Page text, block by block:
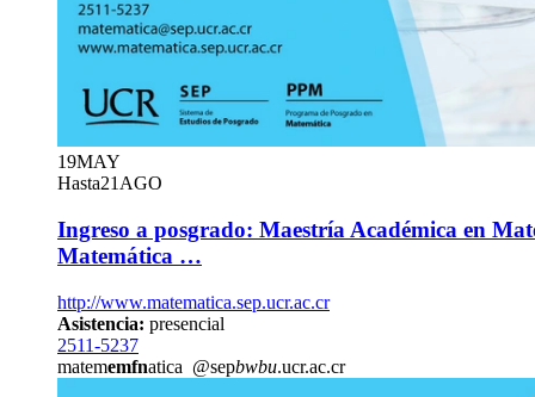
19MAY
Hasta21 AGO
Ingreso a posgrado: Maestría Académica en
Matemática …
http://www.matematica.sep.ucr.ac.cr
Asistencia: presencial
2511-5237
matememfnatica @sepbwbu.ucr.ac.cr